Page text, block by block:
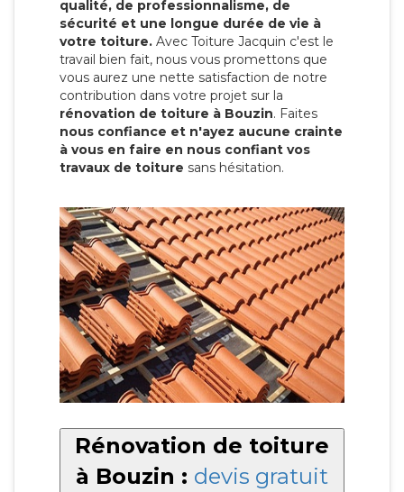
qualité, de professionnalisme, de
sécurité et une longue durée de vie à
votre toiture. Avec Toiture Jacquin c'est le
travail bien fait, nous vous promettons que
vous aurez une nette satisfaction de notre
contribution dans votre projet sur la
rénovation de toiture à Bouzin. Faites
nous confiance et n'ayez aucune crainte
à vous en faire en nous confiant vos
travaux de toiture sans hésitation.
Rénovation de toiture
à Bouzin : devis gratuit